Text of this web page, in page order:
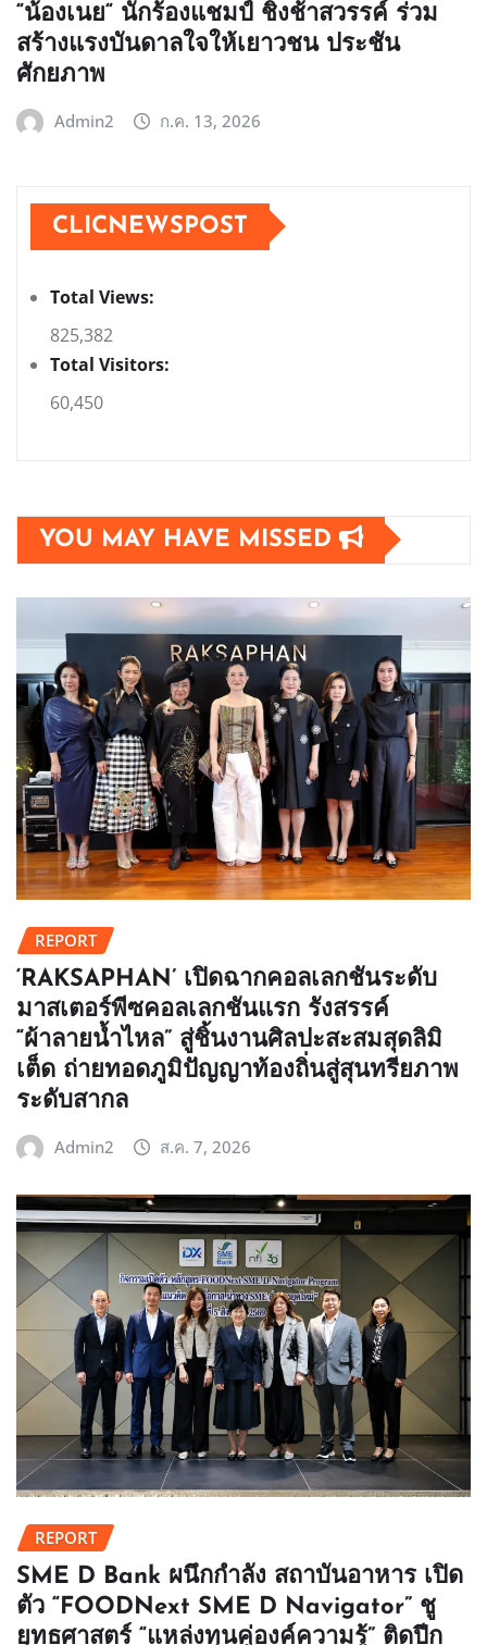
“น้องเนย“ นักร้องแชมป์ ชิงช้าสวรรค์ ร่วม
สร้างแรงบันดาลใจให้เยาวชน ประชัน
ศักยภาพ
Admin2 ก.ค. 13, 2026
CLICNEWSPOST
Total Views:
825,382
Total Visitors:
60,450
YOU MAY HAVE MISSED
REPORT
‘RAKSAPHAN’ เปิดฉากคอลเลกชันระดับ
มาสเตอร์พีซคอลเลกชันแรก รังสรรค์
“ผ้าลายน้ำไหล” สู่ชิ้นงานศิลปะสะสมสุดลิมิ
เต็ด ถ่ายทอดภูมิปัญญาท้องถิ่นสู่สุนทรียภาพ
ระดับสากล
Admin2 ส.ค. 7, 2026
REPORT
SME D Bank ผนึกกำลัง สถาบันอาหาร เปิด
ตัว “FOODNext SME D Navigator” ชู
ยุทธศาสตร์ “แหล่งทุนคู่องค์ความรู้” ติดปีก